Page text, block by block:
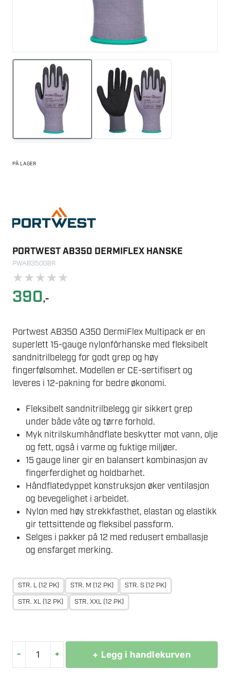
PÅ LAGER
PORTWEST AB350 DERMIFLEX HANSKE
PWAB350G8R
★★★★★
390,-
Portwest AB350 A350 DermiFlex Multipack er en
superlett 15-gauge nylonfôrhanske med fleksibelt
sandnitrilbelegg for godt grep og høy
fingerfølsomhet. Modellen er CE-sertifisert og
leveres i 12-pakning for bedre økonomi.
Fleksibelt sandnitrilbelegg gir sikkert grep
under både våte og tørre forhold.
Myk nitrilskumhåndflate beskytter mot vann, olje
og fett, også i varme og fuktige miljøer.
15 gauge liner gir en balansert kombinasjon av
fingerferdighet og holdbarhet.
Håndflatedyppet konstruksjon øker ventilasjon
og bevegelighet i arbeidet.
Nylon med høy strekkfasthet, elastan og elastikk
gir tettsittende og fleksibel passform.
Selges i pakker på 12 med redusert emballasje
og ensfarget merking.
STR. L (12 PK) STR. M (12 PK)
STR. S (12 PK)
STR. XL (12 PK)
STR. XXL (12 PK)
-
PORTWEST
+ + Legg i handlekurven